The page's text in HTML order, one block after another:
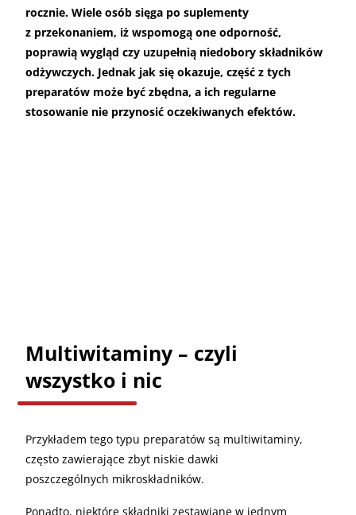
rocznie. Wiele osób sięga po suplementy
z przekonaniem, iż wspomogą one odporność,
poprawią wygląd czy uzupełnią niedobory składników
odżywczych. Jednak jak się okazuje, część z tych
preparatów może być zbędna, a ich regularne
stosowanie nie przynosić oczekiwanych efektów.
Multiwitaminy – czyli
wszystko i nic
Przykładem tego typu preparatów są multiwitaminy,
często zawierające zbyt niskie dawki
poszczególnych mikroskładników.
Ponadto, niektóre składniki zestawiane w jednym